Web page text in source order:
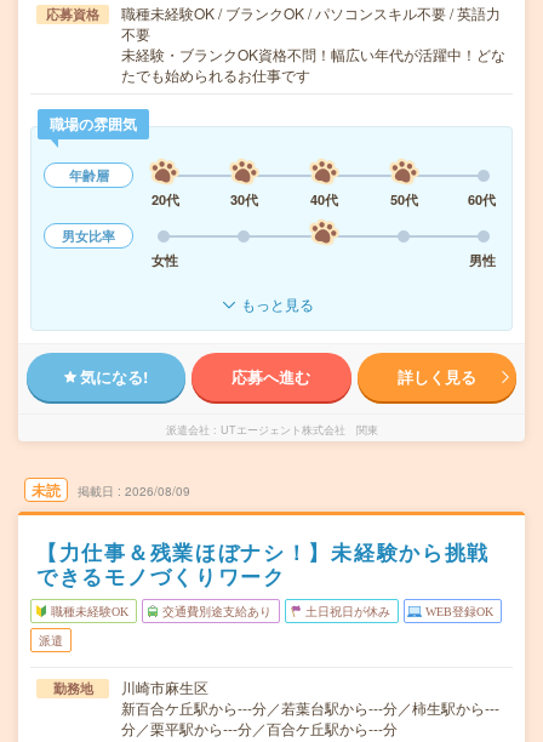
応募資格
職種未経験OK / ブランクOK / パソコンスキル不要 / 英語力
不要
未経験・ブランクOK資格不問！幅広い年代が活躍中！どな
たでも始められるお仕事です
職場の雰囲気
年齢層
20代
30代 40代 50代
60代
男女比率
女性
男性
もっと見る
気になる! 応募へ進む 詳しく見る
派遣会社 UTエージェント株式会社 関東
未読 掲載日 2026/08/09
【力仕事＆残業ほぼナシ！】未経験から挑戦
できるモノづくりワーク
職種未経験OK 交通費別途支給あり 土日祝日が休み WEB登録OK
派遣
勤務地
川崎市麻生区
新百合ケ丘駅から---分／若葉台駅から---分／柿生駅から---
分／栗平駅から---分／百合ケ丘駅から---分